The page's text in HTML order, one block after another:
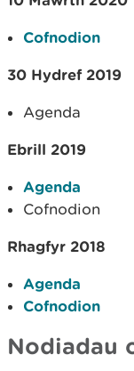
Cofnodion
30 Hydref 2019
Agenda
Ebrill 2019
Agenda
Cofnodion
Rhagfyr 2018
Agenda
Cofnodion
Nodiadau